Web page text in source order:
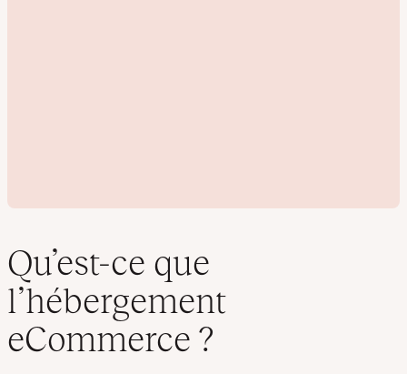
Qu’est-ce que
l’hébergement
eCommerce ?